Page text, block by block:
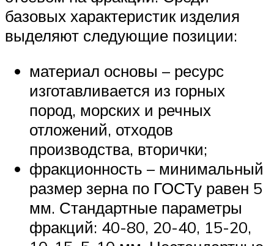
базовых характеристик изделия
выделяют следующие позиции:
материал основы – ресурс
изготавливается из горных
пород, морских и речных
отложений, отходов
производства, вторички;
фракционность – минимальный
размер зерна по ГОСТу равен 5
мм. Стандартные параметры
фракций: 40-80, 20-40, 15-20,